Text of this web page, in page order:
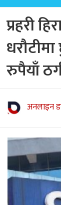
प्रहरी
रुपैयाँ
अनलाइन